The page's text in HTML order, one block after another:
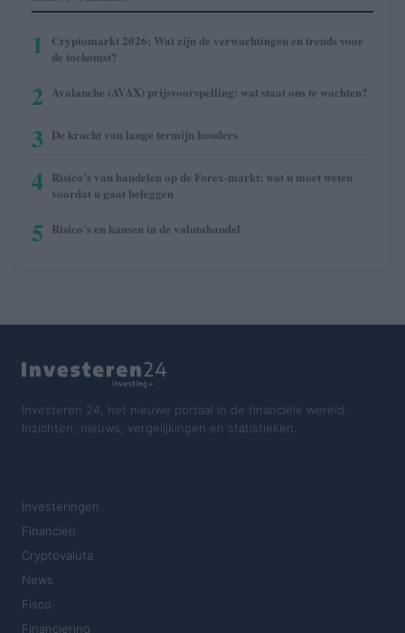
1
Cryptomarkt 2026: Wat zijn de verwachtingen en trends voor
de toekomst?
2 Avalanche (AVAX) prijsvoorspelling: wat staat ons te wachten?
3 De kracht van lange termijn houders
4 Risico’s van handelen op de Forex-markt: wat u moet weten
voordat u gaat beleggen
5 Risico’s en kansen in de valutahandel
Investeren 24, het nieuwe portaal in de financiële wereld.
Inzichten, nieuws, vergelijkingen en statistieken.
Investeringen
Financiën
Cryptovaluta
News
Fisco
Financiering